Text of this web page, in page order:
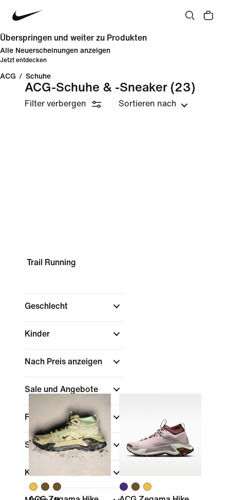
Überspringen und weiter zu Produkten
Alle Neuerscheinungen anzeigen
Jetzt entdecken
ACG / Schuhe
ACG-Schuhe & -Sneaker (23)
Filter verbergen Sortieren nach
Trail Running
Geschlecht
Kinder
Nach Preis anzeigen
Sale und Angebote
Farbe
Schuhhöhe
Kollektionen